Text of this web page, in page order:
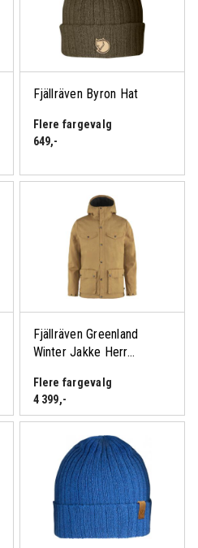
Fjällräven Byron Hat
Flere fargevalg
649,-
Fjällräven Greenland
Winter Jakke Herr...
Flere fargevalg
4 399,-